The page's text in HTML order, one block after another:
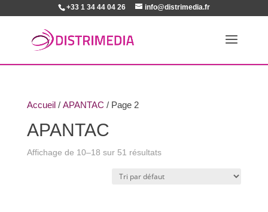
+33 1 34 44 04 26 info@distrimedia.fr
Accueil/ APANTAC / Page 2
APANTAC
Affichage de 10–18 sur 51 résultats